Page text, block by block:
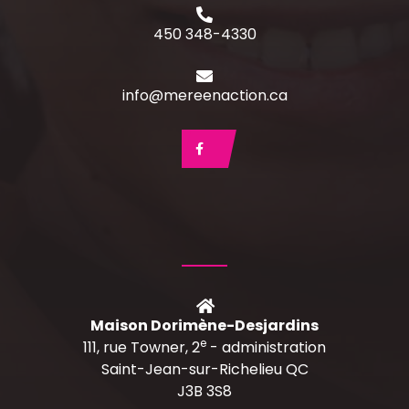
450 348-4330
info@mereenaction.ca
Maison Dorimène-Desjardins
111, rue Towner, 2e - administration
Saint-Jean-sur-Richelieu QC
J3B 3S8